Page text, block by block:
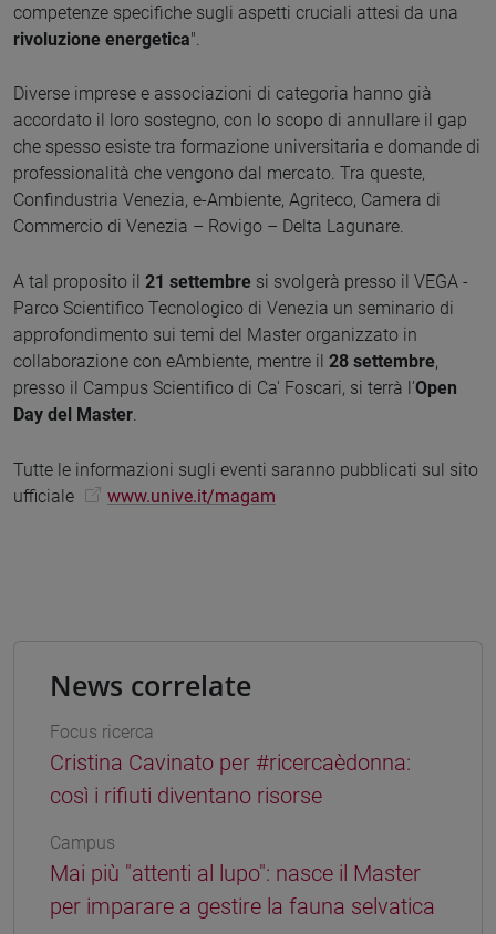
competenze specifiche sugli aspetti cruciali attesi da una
rivoluzione energetica".
Diverse imprese e associazioni di categoria hanno già
accordato il loro sostegno, con lo scopo di annullare il gap
che spesso esiste tra formazione universitaria e domande di
professionalità che vengono dal mercato. Tra queste,
Confindustria Venezia, e-Ambiente, Agriteco, Camera di
Commercio di Venezia – Rovigo – Delta Lagunare.
A tal proposito il 21 settembre si svolgerà presso il VEGA -
Parco Scientifico Tecnologico di Venezia un seminario di
approfondimento sui temi del Master organizzato in
collaborazione con eAmbiente, mentre il 28 settembre,
presso il Campus Scientifico di Ca' Foscari, si terrà l’Open
Day del Master.
Tutte le informazioni sugli eventi saranno pubblicati sul sito
ufficiale
www.unive.it/magam
News correlate
Focus ricerca
Cristina Cavinato per #ricercaèdonna:
così i rifiuti diventano risorse
Campus
Mai più "attenti al lupo": nasce il Master
per imparare a gestire la fauna selvatica